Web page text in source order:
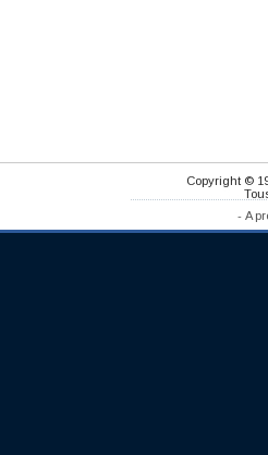
Copyright ©
- A